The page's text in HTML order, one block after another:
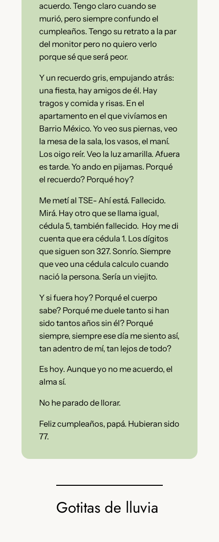
acuerdo. Tengo claro cuando se
murió, pero siempre confundo el
cumpleaños. Tengo su retrato a la par
del monitor pero no quiero verlo
porque sé que será peor.
Y un recuerdo gris, empujando atrás:
una fiesta, hay amigos de él. Hay
tragos y comida y risas. En el
apartamento en el que vivíamos en
Barrio México. Yo veo sus piernas, veo
la mesa de la sala, los vasos, el maní.
Los oigo reír. Veo la luz amarilla. Afuera
es tarde. Yo ando en pijamas. Porqué
el recuerdo? Porqué hoy?
Me metí al TSE- Ahí está. Fallecido.
Mirá. Hay otro que se llama igual,
cédula 5, también fallecido. Hoy me di
cuenta que era cédula 1. Los dígitos
que siguen son 327. Sonrío. Siempre
que veo una cédula calculo cuando
nació la persona. Sería un viejito.
Y si fuera hoy? Porqué el cuerpo
sabe? Porqué me duele tanto si han
sido tantos años sin él? Porqué
siempre, siempre ese día me siento así,
tan adentro de mí, tan lejos de todo?
Es hoy. Aunque yo no me acuerdo, el
alma sí.
No he parado de llorar.
Feliz cumpleaños, papá. Hubieran sido
77.
Gotitas de lluvia